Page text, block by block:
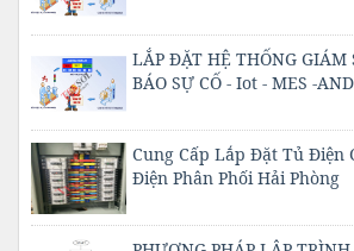
LẮP ĐẶT HỆ THỐNG GIÁM
BÁO SỰ CỐ - Iot - MES -
Cung Cấp Lắp Đặt Tủ Điện
Điện Phân Phối Hải Phòng